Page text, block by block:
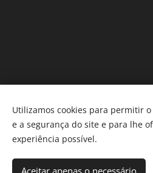
Adicionar
Móveis em Saldo ®️
Utilizamos cookies para permitir
e a segurança do site e para lhe
experiência possível.
Aceitar apenas o necessário